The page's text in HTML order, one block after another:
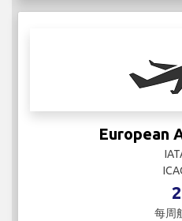
European
2
每周